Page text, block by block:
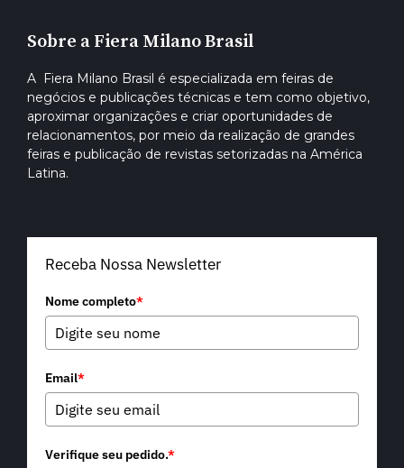
Sobre a Fiera Milano Brasil
A Fiera Milano Brasil é especializada em feiras de
negócios e publicações técnicas e tem como objetivo,
aproximar organizações e criar oportunidades de
relacionamentos, por meio da realização de grandes
feiras e publicação de revistas setorizadas na América
Latina.
Receba Nossa Newsletter
Nome completo*
Email*
Verifique seu pedido.*